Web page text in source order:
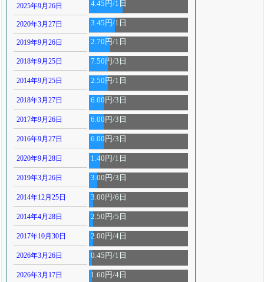
2025年9月26日 4.45円/1日
2020年3月27日 3.45円/1日
2019年9月26日 2.70円/1日
2018年9月25日 7.50円/3日
2014年9月25日 2.50円/1日
2018年3月27日 6.00円/3日
2017年9月26日 6.00円/3日
2016年9月27日 6.00円/3日
2020年9月28日 1.40円/1日
2019年3月26日 3.00円/3日
2014年12月25日 3.00円/6日
2014年4月28日 2.50円/5日
2017年10月30日 2.00円/4日
2026年3月26日 0.45円/1日
2026年3月17日 1.60円/4日